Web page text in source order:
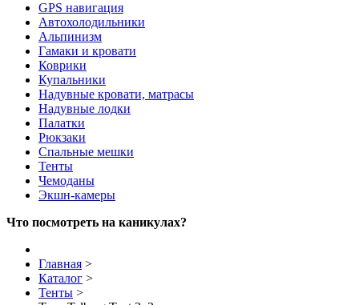
GPS навигация
Автохолодильники
Альпинизм
Гамаки и кровати
Коврики
Купальники
Надувные кровати, матрасы
Надувные лодки
Палатки
Рюкзаки
Спальные мешки
Тенты
Чемоданы
Экшн-камеры
Что посмотреть на каникулах?
Главная >
Каталог >
Тенты >